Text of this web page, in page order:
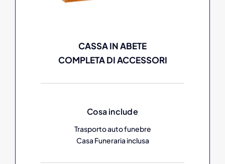
CASSA IN ABETE
COMPLETA DI ACCESSORI
Cosa include
Trasporto auto funebre
Casa Funeraria inclusa